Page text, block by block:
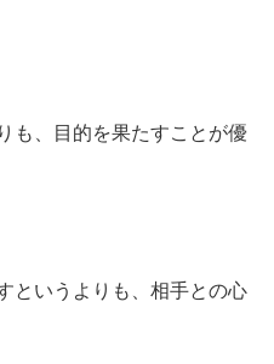
も、目的を果たすことが優
というよりも、相手との心